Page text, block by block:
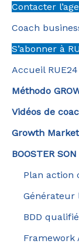
Contacter
Coach
S’abonner à
Accueil
Méthodo
Vidéos de
Growth
BOOSTER
Plan action
Générateur
BDD
Framework